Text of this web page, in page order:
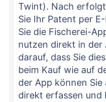
Twint). Nach
Sie Ihr Patent per
Sie die Fischerei-
nutzen direkt in der
darauf, dass Sie
beim Kauf wie auf
der App können Sie
direkt erfassen und